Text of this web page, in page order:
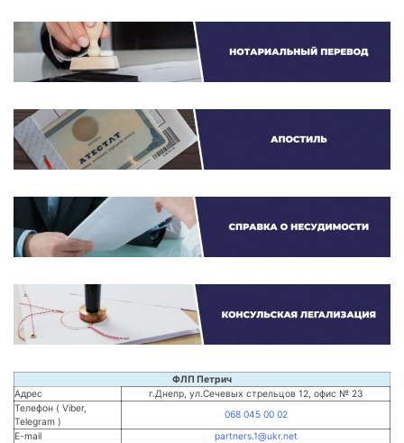
ФЛП Петрич
Адрес
г.Днепр, ул.Сечевых стрельцов 12, офис № 23
Телефон ( Viber,
Telegram )
068 045 00 02
E-mail
partners.1@ukr.net